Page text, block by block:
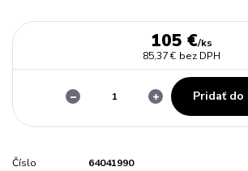
105 €/ks
85,37 € bez DPH
Pridať do
Číslo
64041990